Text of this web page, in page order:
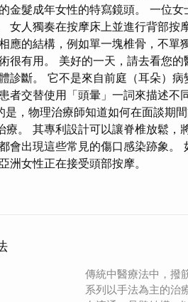
金髮成年女性的特寫鏡頭。 一位
女人獨奏在按摩床上並進行背部按
應的結構，例如單一塊椎骨，不單
很有用。 美好的一天，請去看您
診斷。 它不是來自前庭（耳朵）
者交替使用「頭暈」一詞來描述不
是，物理治療師知道如何在面談期
。 其專利設計可以讓脊椎放鬆，
會出現這些常見的傷口感染跡象。
女性正在接受頭部按摩。
傳統中醫療法中，撥
系列以手法為主的治